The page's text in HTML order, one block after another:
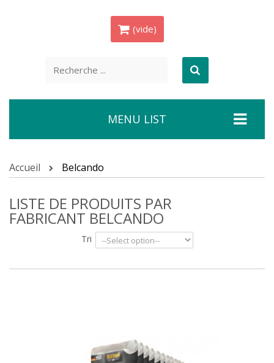
(vide)
MENU LIST
Accueil Belcando
LISTE DE PRODUITS PAR
FABRICANT BELCANDO
Tri